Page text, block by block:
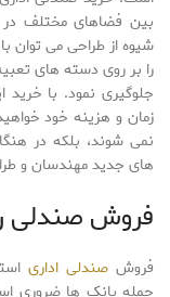
بین فضاهای مختلف
شیوه از طراحی می
را بر روی دسته های
جلوگیری نمود. با
زمان و هزینه خود
نمی شوند، بلکه در
های جدید مهندسان و
فروش صندلی
فروش صندلی اداری